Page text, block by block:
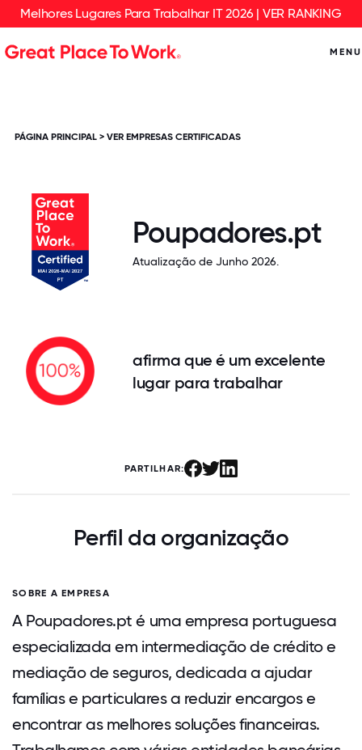
Melhores Lugares Para Trabalhar IT 2026 | VER RANKING
MENU
PÁGINA PRINCIPAL > VER EMPRESAS CERTIFICADAS
Poupadores.pt
Atualização de Junho 2026.
afirma que é um excelente
lugar para trabalhar
PARTILHAR:
Perfil da organização
SOBRE A EMPRESA
A Poupadores.pt é uma empresa portuguesa
especializada em intermediação de crédito e
mediação de seguros, dedicada a ajudar
famílias e particulares a reduzir encargos e
encontrar as melhores soluções financeiras.